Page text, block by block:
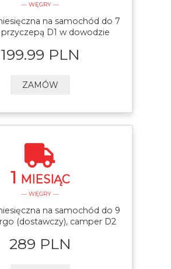
— WĘGRY —
na samochód do 7
D1 w dowodzie
199.99 PLN
ZAMÓW
1 MIESIĄC
— WĘGRY —
na samochód do 9
(dostawczy), camper D2
289 PLN